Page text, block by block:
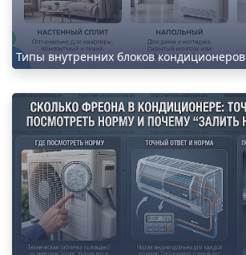
Типы внутренних блоков кондиционеров